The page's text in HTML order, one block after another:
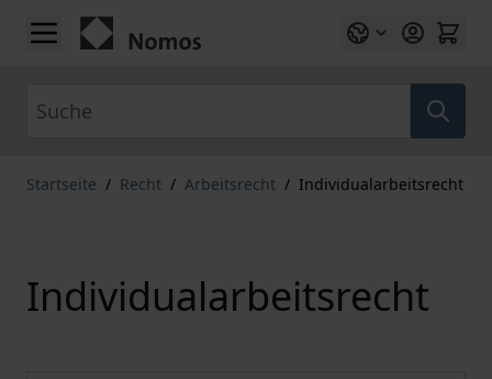
Zum Inhalt springen
Startseite / Recht / Arbeitsrecht / Individualarbeitsrecht
Individualarbeitsrecht